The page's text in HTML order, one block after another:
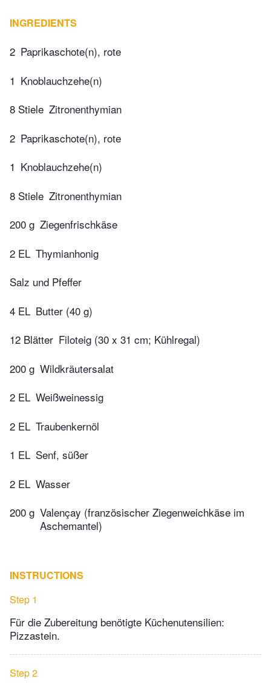
INGREDIENTS
2 Paprikaschote(n), rote
1 Knoblauchzehe(n)
8 Stiele Zitronenthymian
2 Paprikaschote(n), rote
1 Knoblauchzehe(n)
8 Stiele Zitronenthymian
200 g Ziegenfrischkäse
2 EL Thymianhonig
Salz und Pfeffer
4 EL Butter (40 g)
12 Blätter Filoteig (30 x 31 cm; Kühlregal)
200 g Wildkräutersalat
2 EL Weißweinessig
2 EL Traubenkernöl
1 EL Senf, süßer
2 EL Wasser
200 g Valençay (französischer Ziegenweichkäse im
Aschemantel)
INSTRUCTIONS
Step 1
Für die Zubereitung benötigte Küchenutensilien:
Pizzastein.
Step 2